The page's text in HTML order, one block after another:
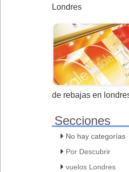
Londres
de rebajas en
Secciones
No hay categorías
Por Descubrir
vuelos Londres